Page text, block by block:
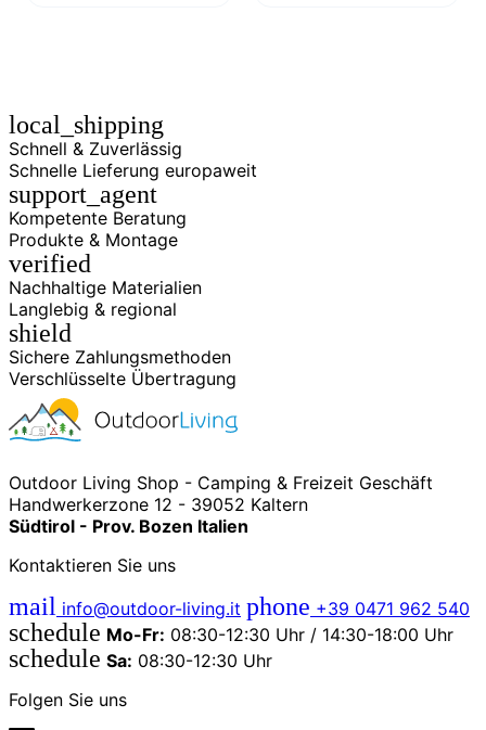
local_shipping
Schnell & Zuverlässig
Schnelle Lieferung europaweit
support_agent
Kompetente Beratung
Produkte & Montage
verified
Nachhaltige Materialien
Langlebig & regional
shield
Sichere Zahlungsmethoden
Verschlüsselte Übertragung
Outdoor Living Shop - Camping & Freizeit Geschäft
Handwerkerzone 12 - 39052 Kaltern
Südtirol - Prov. Bozen Italien
Kontaktieren Sie uns
mail info@outdoor-living.it phone +39 0471 962 540
schedule Mo-Fr: 08:30-12:30 Uhr / 14:30-18:00 Uhr
schedule Sa: 08:30-12:30 Uhr
Folgen Sie uns